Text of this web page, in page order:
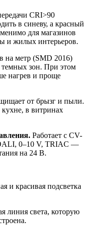
CRI>90
в синеву, а красный
для магазинов
и жилых интерьеров.
на метр (SMD 2016)
темных зон. При этом
нагрев и проще
от брызг и пыли.
в витринах
Работает с CV-
0–10 V, TRIAC —
на 24 В.
и красивая подсветка
линия света, которую